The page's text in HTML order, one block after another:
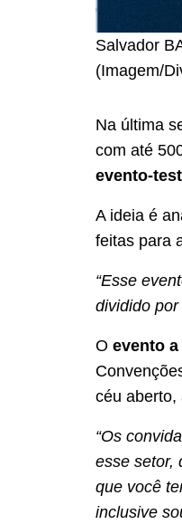
Salvador
(Imagem/
Na última
com até
evento-
A ideia é
feitas para
“Esse
dividido por
O evento
céu aberto,
“Os
esse setor,
que você
inclusive